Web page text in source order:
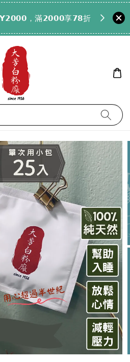
，滿𝟮𝟬𝟬𝟬享𝟳𝟴折